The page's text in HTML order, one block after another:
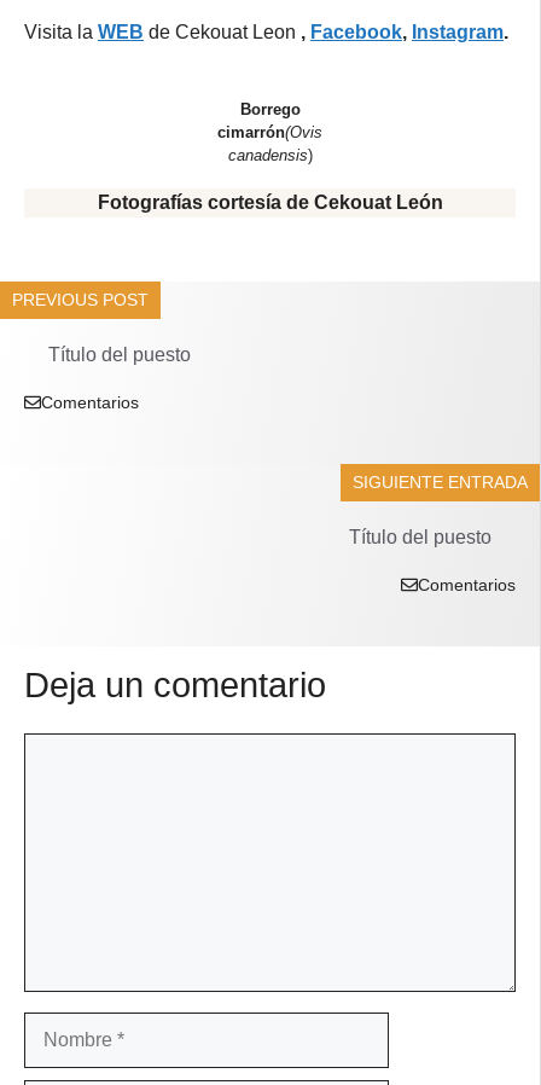
Visita la WEB de Cekouat Leon , Facebook, Instagram.
Borrego
cimarrón(Ovis
canadensis)
Fotografías cortesía de Cekouat León
PREVIOUS POST
Título del puesto
Comentarios
SIGUIENTE ENTRADA
Título del puesto
Comentarios
Deja un comentario